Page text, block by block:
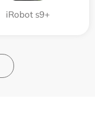
iRobot s9+